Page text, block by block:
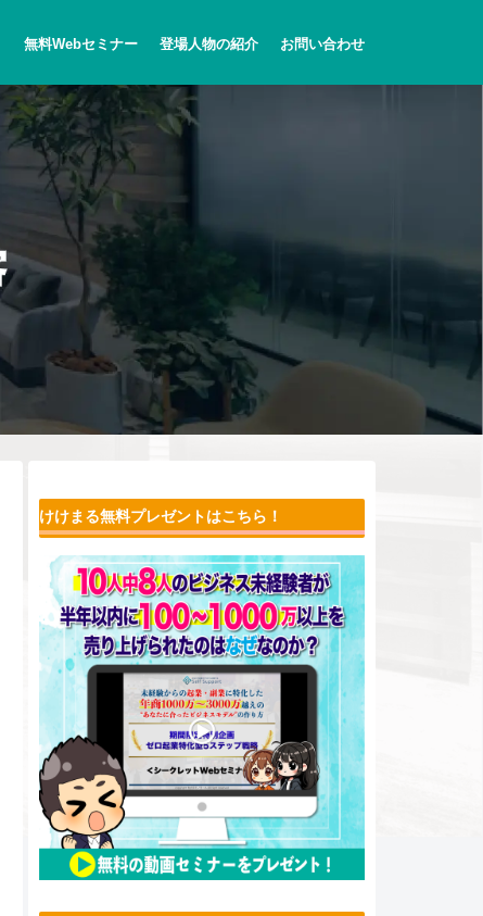
無料Webセミナー 登場人物の紹介 お問い合わせ
けけまる無料プレゼントはこちら！